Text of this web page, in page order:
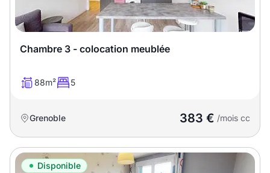
Chambre 3 - colocation meublée
88m² 5
Grenoble 383 € /mois cc
Disponible